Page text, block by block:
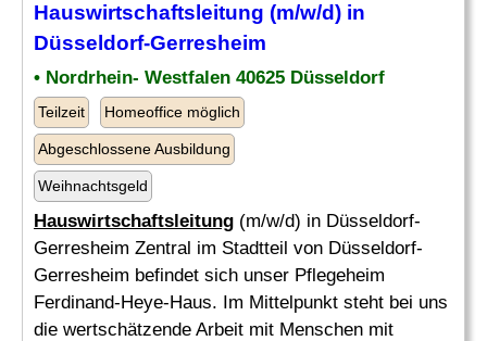
Hauswirtschaftsleitung (m/w/d) in
Düsseldorf-Gerresheim
• Nordrhein- Westfalen 40625 Düsseldorf
Teilzeit Homeoffice möglich
Abgeschlossene Ausbildung
Weihnachtsgeld
Hauswirtschaftsleitung (m/w/d) in Düsseldorf-
Gerresheim Zentral im Stadtteil von Düsseldorf-
Gerresheim befindet sich unser Pflegeheim
Ferdinand-Heye-Haus. Im Mittelpunkt steht bei uns
die wertschätzende Arbeit mit Menschen mit